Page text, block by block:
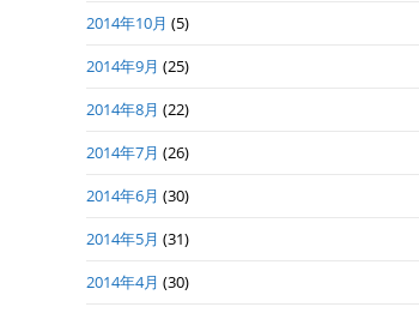
2014年10月 (5)
2014年9月 (25)
2014年8月 (22)
2014年7月 (26)
2014年6月 (30)
2014年5月 (31)
2014年4月 (30)